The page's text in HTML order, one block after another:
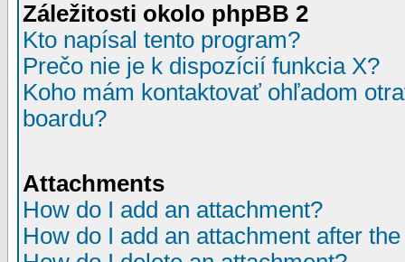
Záležitosti okolo phpBB 2
Kto napísal tento program?
Prečo nie je k dispozícií funkcia X?
Koho mám kontaktovať ohľadom
boardu?
Attachments
How do I add an attachment?
How do I add an attachment after